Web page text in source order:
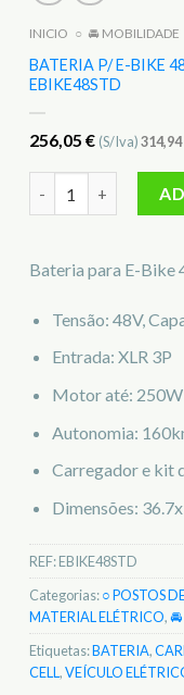
INICIO ○ 🚘 MOBILIDADE
BATERIA P/ E-BIKE
EBIKE48STD
256,05 € (S/Iva)314,94
Bateria para E-Bike
Tensão: 48V,
Entrada: XLR 3P
Motor até: 250W
Autonomia:
Carregador e kit
Dimensões:
REF:EBIKE48STD
Categorias:○ POSTOS
MATERIAL ELÉTRICO,
Etiquetas:BATERIA,
CELL,VEÍCULO